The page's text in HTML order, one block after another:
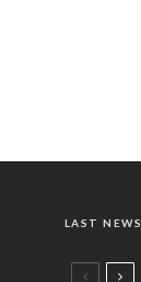
LAST NEWS